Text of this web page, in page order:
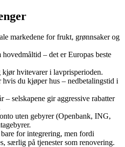
markedene for frukt, grønnsaker og
– det er Europas beste
hvitevarer i lavprisperioden.
hvis du kjøper hus – nedbetalingstid i
– selskapene gir aggressive rabatter
uten gebyrer (Openbank, ING,
for integrering, men fordi
særlig på tjenester som renovering.